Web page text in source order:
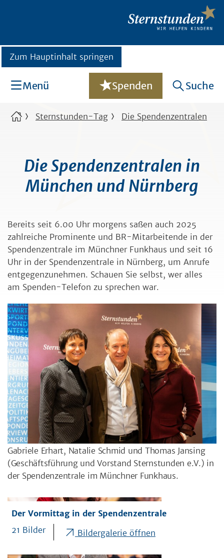
Zum Hauptinhalt springen
Menü Spenden Suche
Sternstunden-Tag Die Spendenzentralen
Die Spendenzentralen in
München und Nürnberg
Bereits seit 6.00 Uhr morgens saßen auch 2025
zahlreiche Prominente und BR-Mitarbeitende in der
Spendenzentrale im Münchner Funkhaus und seit 16
Uhr in der Spendenzentrale in Nürnberg, um Anrufe
entgegenzunehmen. Schauen Sie selbst, wer alles
am Spenden-Telefon zu sprechen war.
Gabriele Erhart, Natalie Schmid und Thomas Jansing
(Geschäftsführung und Vorstand Sternstunden e.V.) in
der Spendenzentrale im Münchner Funkhaus.
Der Vormittag in der Spendenzentrale
21 Bilder
Bildergalerie öffnen